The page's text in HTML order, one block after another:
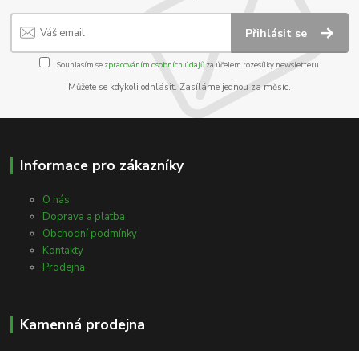
Přihlásit se
Souhlasím se zpracováním osobních údajůza účelem rozesílky newsletteru.
Můžete se kdykoli odhlásit. Zasíláme jednou za měsíc.
Informace pro zákazníky
O nás
Doprava a platba
Obchodní podmínky
Kontakty
Prodejna
Kamenná prodejna